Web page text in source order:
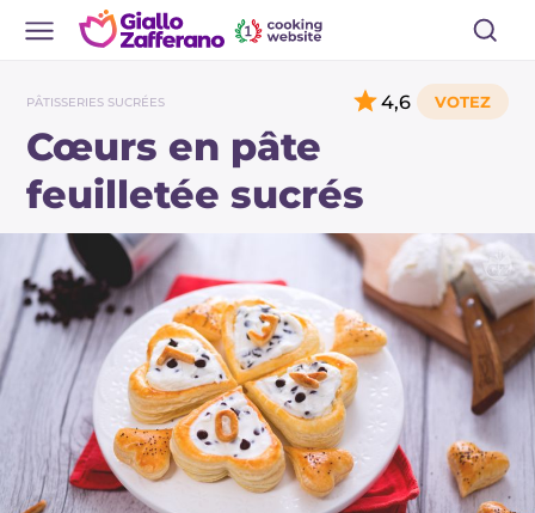
PÂTISSERIES SUCRÉES
Cœurs en pâte
feuilletée sucrés
4,6